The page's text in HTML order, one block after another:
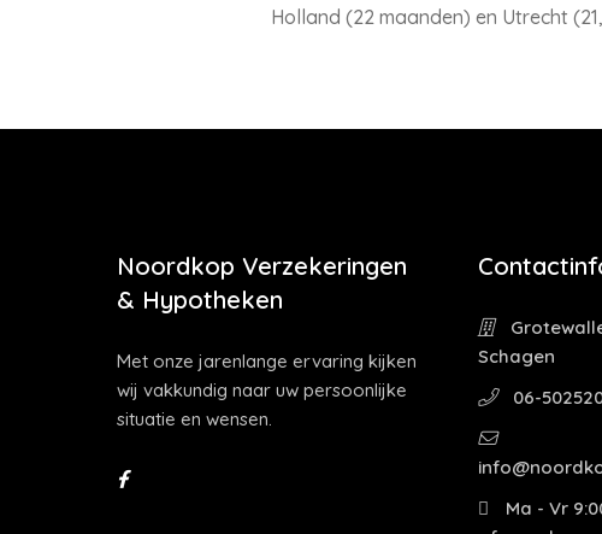
Holland (22 maanden) en Utrecht
Noordkop Verzekeringen
& Hypotheken
Met onze jarenlange ervaring kijken
wij vakkundig naar uw persoonlijke
situatie en wensen.
Schagen
06-
Ma - Vr